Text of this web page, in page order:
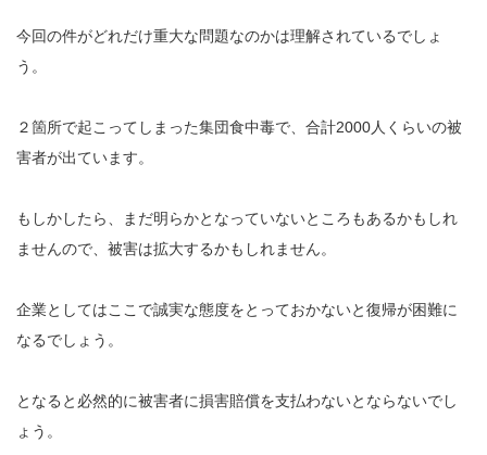
今回の件がどれだけ重大な問題なのかは理解されているでしょ
う。
２箇所で起こってしまった集団食中毒で、合計2000人くらいの被
害者が出ています。
もしかしたら、まだ明らかとなっていないところもあるかもしれ
ませんので、被害は拡大するかもしれません。
企業としてはここで誠実な態度をとっておかないと復帰が困難に
なるでしょう。
となると必然的に被害者に損害賠償を支払わないとならないでし
ょう。